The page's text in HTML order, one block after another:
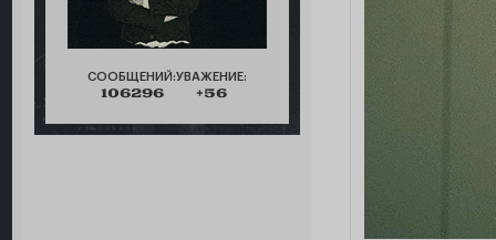
СООБЩЕНИЙ:
106296
УВАЖЕНИЕ:
+56